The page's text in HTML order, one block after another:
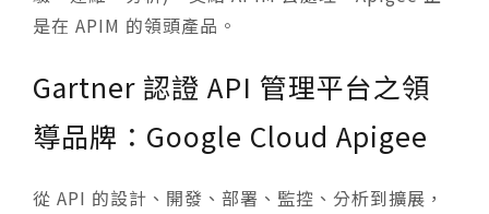
是在 APIM 的領頭產品。
Gartner 認證 API 管理平台之領
導品牌： Google Cloud Apigee
從 API 的設計、開發、部署、監控、分析到擴展，